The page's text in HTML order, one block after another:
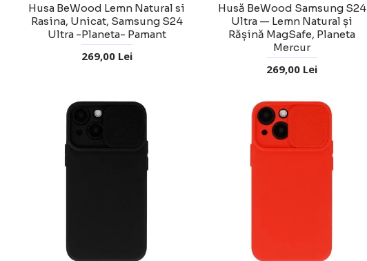
Husa BeWood Lemn Natural si
Rasina, Unicat, Samsung S24
Ultra -Planeta- Pamant
269,00 Lei
Husă BeWood Samsung S24
Ultra — Lemn Natural și
Rășină MagSafe, Planeta
Mercur
269,00 Lei